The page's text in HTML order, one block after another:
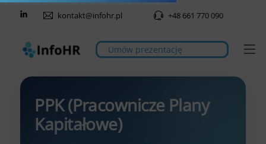
Skip
kontakt@infohr.pl +48 661 770 090
Umów prezentację
PPK (Pracownicze Plany
Kapitałowe)